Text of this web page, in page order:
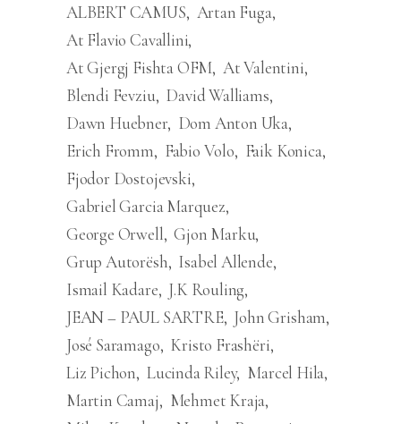
ALBERT CAMUS Artan Fuga
At Flavio Cavallini
At Gjergj Fishta OFM At Valentini
Blendi Fevziu David Walliams
Dawn Huebner Dom Anton Uka
Erich Fromm
Fabio Volo
Faik Konica
Fjodor Dostojevski
Gabriel Garcia Marquez
George Orwell Gjon Marku
Grup Autorësh Isabel Allende
Ismail Kadare J.K Rouling
JEAN – PAUL SARTRE John Grisham
José Saramago Kristo Frashëri
Liz Pichon Lucinda Riley Marcel Hila
Martin Camaj
Mehmet Kraja